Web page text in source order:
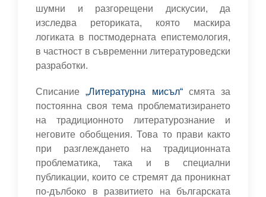
шумни и разгорещени дискусии, да
изследва реториката, която маскира
логиката в постмодерната епистемология,
в частност в съвременни литературоведски
разработки.
Списание„Литературна мисъл“смята за
постоянна своя тема проблематизирането
на традиционното литературознание и
неговите обобщения. Това то прави както
при разглеждането на традиционната
проблематика, така и в специални
публикации, които се стремят да проникнат
по-дълбоко в развитието на българската